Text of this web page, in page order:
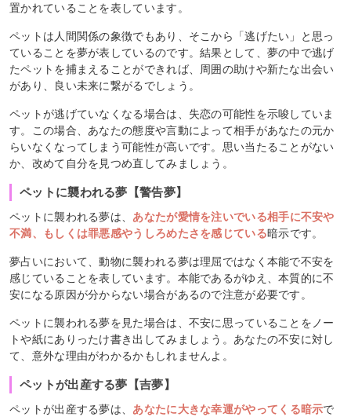
置かれていることを表しています。
ペットは人間関係の象徴でもあり、そこから「逃げたい」と思っ
ていることを夢が表しているのです。結果として、夢の中で逃げ
たペットを捕まえることができれば、周囲の助けや新たな出会い
があり、良い未来に繋がるでしょう。
ペットが逃げていなくなる場合は、失恋の可能性を示唆していま
す。この場合、あなたの態度や言動によって相手があなたの元か
らいなくなってしまう可能性が高いです。思い当たることがない
か、改めて自分を見つめ直してみましょう。
ペットに襲われる夢【警告夢】
ペットに襲われる夢は、あなたが愛情を注いでいる相手に不安や
不満、もしくは罪悪感やうしろめたさを感じている暗示です。
夢占いにおいて、動物に襲われる夢は理屈ではなく本能で不安を
感じていることを表しています。本能であるがゆえ、本質的に不
安になる原因が分からない場合があるので注意が必要です。
ペットに襲われる夢を見た場合は、不安に思っていることをノー
トや紙にありったけ書き出してみましょう。あなたの不安に対し
て、意外な理由がわかるかもしれませんよ。
ペットが出産する夢【吉夢】
ペットが出産する夢は、あなたに大きな幸運がやってくる暗示で